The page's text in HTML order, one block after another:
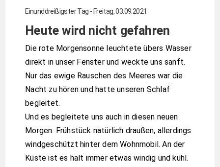
Einunddreißigster Tag - Freitag, 03.09.2021
Heute wird nicht gefahren
Die rote Morgensonne leuchtete übers Wasser
direkt in unser Fenster und weckte uns sanft.
Nur das ewige Rauschen des Meeres war die
Nacht zu hören und hatte unseren Schlaf
begleitet.
Und es begleitete uns auch in diesen neuen
Morgen. Frühstück natürlich draußen, allerdings
windgeschützt hinter dem Wohnmobil. An der
Küste ist es halt immer etwas windig und kühl.